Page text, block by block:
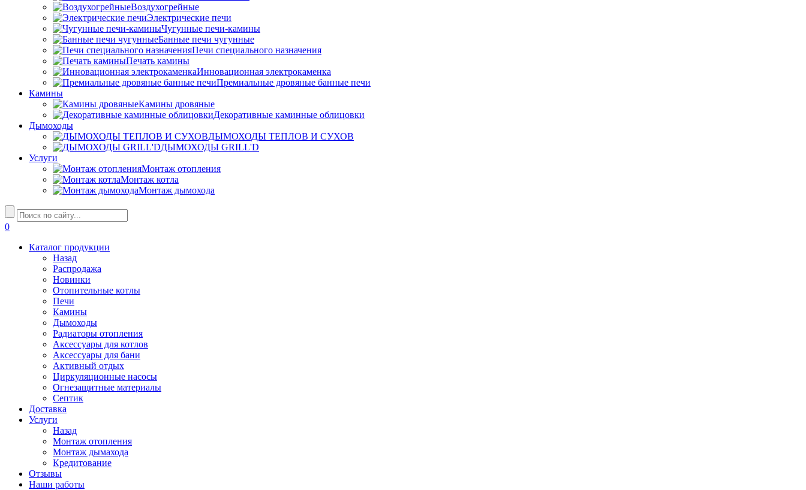
Воздухогрейные
Электрические печи
Чугунные печи-камины
Банные печи чугунные
Печи специального назначения
Печать камины
Инновационная электрокаменка
Премиальные дровяные банные печи
Камины
Камины дровяные
Декоративные каминные облицовки
Дымоходы
ДЫМОХОДЫ ТЕПЛОВ И СУХОВ
ДЫМОХОДЫ GRILL'D
Услуги
Монтаж отопления
Монтаж котла
Монтаж дымохода
0
Каталог продукции
Назад
Распродажа
Новинки
Отопительные котлы
Печи
Камины
Дымоходы
Радиаторы отопления
Аксессуары для котлов
Аксессуары для бани
Активный отдых
Циркуляционные насосы
Огнезащитные материалы
Септик
Доставка
Услуги
Назад
Монтаж отопления
Монтаж дымахода
Кредитование
Отзывы
Наши работы